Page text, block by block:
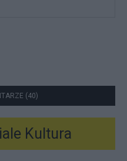
(40)
Kultura